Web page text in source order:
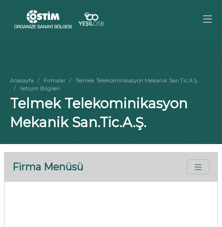
Anasayfa Firmalar
Telmek Telekominikasyon Mekanik San.Tic.A.Ş.
İletişim Bilgileri
Telmek Telekominikasyon
Mekanik San.Tic.A.Ş.
Firma Menüsü